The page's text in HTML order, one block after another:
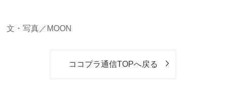
文・写真／MOON
ココプラ通信TOPへ戻る